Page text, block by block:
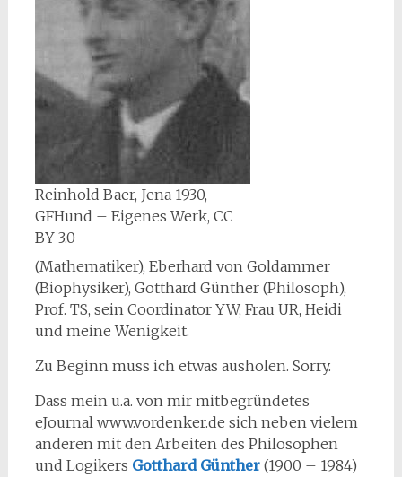
Reinhold Baer, Jena 1930,
GFHund – Eigenes Werk, CC
BY 3.0
(Mathematiker), Eberhard von Goldammer
(Biophysiker), Gotthard Günther (Philosoph),
Prof. TS, sein Coordinator YW, Frau UR, Heidi
und meine Wenigkeit.
Zu Beginn muss ich etwas ausholen. Sorry.
Dass mein u.a. von mir mitbegründetes
eJournal www.vordenker.de sich neben vielem
anderen mit den Arbeiten des Philosophen
und Logikers Gotthard Günther(1900 – 1984)